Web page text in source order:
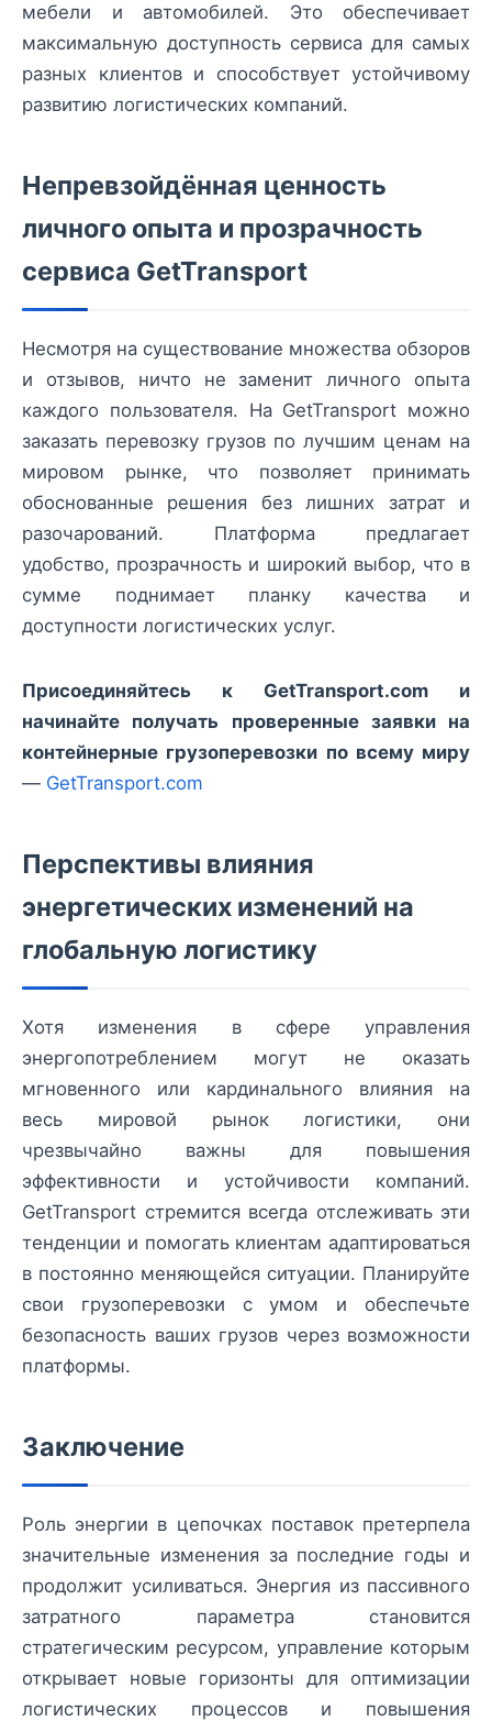
мебели и автомобилей. Это обеспечивает
максимальную доступность сервиса для самых
разных клиентов и способствует устойчивому
развитию логистических компаний.
Непревзойдённая ценность
личного опыта и прозрачность
сервиса GetTransport
Несмотря на существование множества обзоров
и отзывов, ничто не заменит личного опыта
каждого пользователя. На GetTransport можно
заказать перевозку грузов по лучшим ценам на
мировом рынке, что позволяет принимать
обоснованные решения без лишних затрат и
разочарований. Платформа предлагает
удобство, прозрачность и широкий выбор, что в
сумме поднимает планку качества и
доступности логистических услуг.
Присоединяйтесь к GetTransport.com и
начинайте получать проверенные заявки на
контейнерные грузоперевозки по всему миру
— GetTransport.com
Перспективы влияния
энергетических изменений на
глобальную логистику
Хотя изменения в сфере управления
энергопотреблением могут не оказать
мгновенного или кардинального влияния на
весь мировой рынок логистики, они
чрезвычайно важны для повышения
эффективности и устойчивости компаний.
GetTransport стремится всегда отслеживать эти
тенденции и помогать клиентам адаптироваться
в постоянно меняющейся ситуации. Планируйте
свои грузоперевозки с умом и обеспечьте
безопасность ваших грузов через возможности
платформы.
Заключение
Роль энергии в цепочках поставок претерпела
значительные изменения за последние годы и
продолжит усиливаться. Энергия из пассивного
затратного параметра становится
стратегическим ресурсом, управление которым
открывает новые горизонты для оптимизации
логистических процессов и повышения